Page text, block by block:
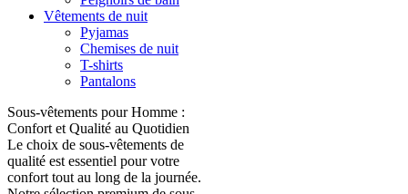
Vêtements de nuit
Pyjamas
Chemises de nuit
T-shirts
Pantalons
Sous-vêtements pour Homme :
Confort et Qualité au Quotidien
Le choix de sous-vêtements de
qualité est essentiel pour votre
confort tout au long de la journée.